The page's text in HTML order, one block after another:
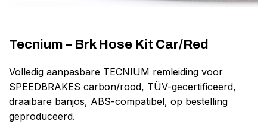
Tecnium – Brk Hose Kit Car/Red
Volledig aanpasbare TECNIUM remleiding voor
SPEEDBRAKES carbon/rood, TÜV-gecertificeerd,
draaibare banjos, ABS-compatibel, op bestelling
geproduceerd.